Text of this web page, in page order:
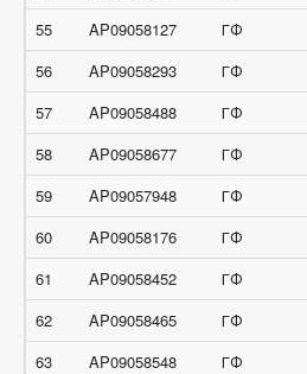
55
AP09058127 ГФ
56
AP09058293 ГФ
57
AP09058488 ГФ
58
AP09058677 ГФ
59
AP09057948 ГФ
60
AP09058176 ГФ
61
AP09058452 ГФ
62
AP09058465 ГФ
63
AP09058548 ГФ